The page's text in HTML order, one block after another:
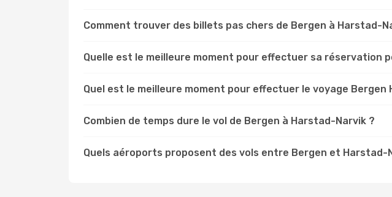
Comment trouver des billets pas chers de Bergen à Harstad-
Quelle est le meilleure moment pour effectuer sa réservation
Quel est le meilleure moment pour effectuer le voyage Bergen
Combien de temps dure le vol de Bergen à Harstad-Narvik ?
Quels aéroports proposent des vols entre Bergen et Harstad-